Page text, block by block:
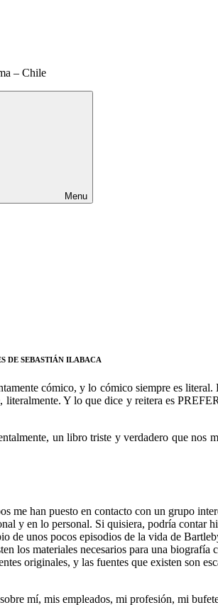
– Chile
Menu
DE SEBASTIÁN ILABACA
cómico, y lo cómico siempre es
literalmente. Y lo que dice y reitera es
un libro triste y verdadero que nos
me han puesto en contacto con un grupo
y en lo personal. Si quisiera, podría contar
de unos pocos episodios de la vida de
los materiales necesarios para una
originales, y las fuentes que existen son
mí, mis empleados, mi profesión, mi